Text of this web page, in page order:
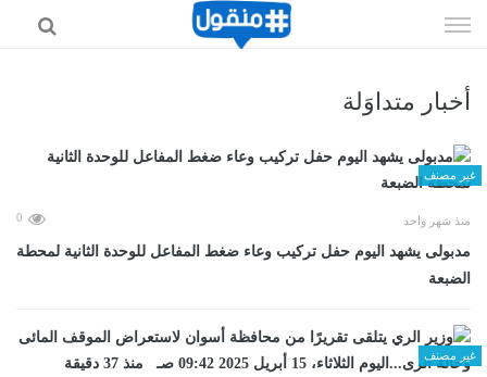
الى
أخبار متداوَلة
غير مصنف
منذ شهر واحد 0
مدبولى يشهد اليوم حفل تركيب وعاء ضغط المفاعل للوحدة الثانية لمحطة
الضبعة
غير مصنف